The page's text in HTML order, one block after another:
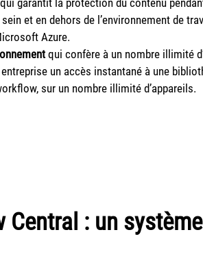
qui garantit la protection du contenu
et en dehors de l’environnement de
Azure.
qui confère à un nombre illimité
un accès instantané à une
sur un nombre illimité d’appareils.
Central : un